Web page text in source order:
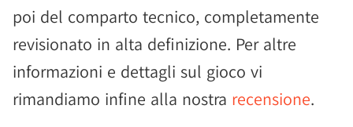
poi del comparto tecnico, completamente
revisionato in alta definizione. Per altre
informazioni e dettagli sul gioco vi
rimandiamo infine alla nostra recensione.